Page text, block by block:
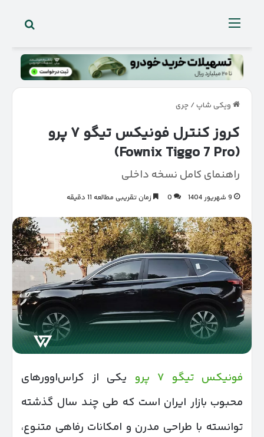
منو
ویکی شاپ/ چری
کروز کنترل فونیکس تیگو ۷ پرو
(Fownix Tiggo 7 Pro)
راهنمای کامل نسخه داخلی
9 شهریور 1404 0 زمان تقریبی مطالعه 11 دقیقه
فونیکس تیگو ۷ پرو
یکی از کراس‌اوورهای
محبوب بازار ایران است که طی چند سال گذشته
توانسته با طراحی مدرن و امکانات رفاهی متنوع،